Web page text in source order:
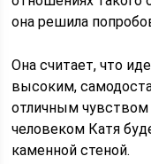
она решила
Она считает, что
высоким,
отличным
человеком Катя
каменной стеной.